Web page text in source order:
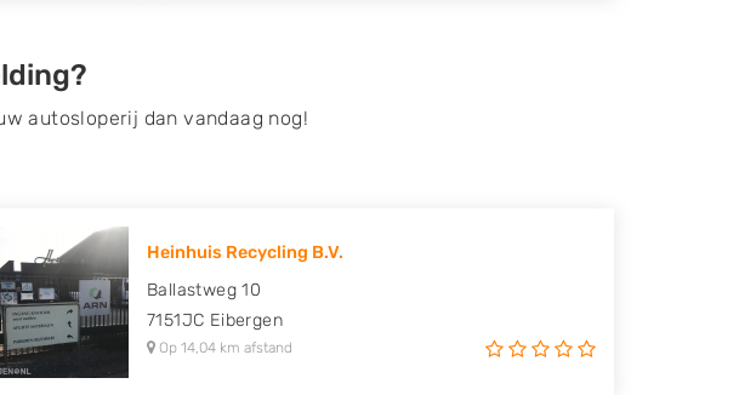
autosloperij dan vandaag nog!
Heinhuis Recycling B.V.
Ballastweg 10
7151JC Eibergen
Op 14,04 km afstand